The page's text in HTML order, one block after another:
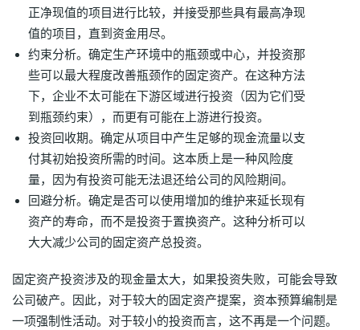
正净现值的项目进行比较，并接受那些具有最高净现
值的项目，直到资金用尽。
约束分析。确定生产环境中的瓶颈或中心，并投资那
些可以最大程度改善瓶颈作的固定资产。在这种方法
下，企业不太可能在下游区域进行投资（因为它们受
到瓶颈约束），而更有可能在上游进行投资。
投资回收期。确定从项目中产生足够的现金流量以支
付其初始投资所需的时间。这本质上是一种风险度
量，因为有投资可能无法退还给公司的风险期间。
回避分析。确定是否可以使用增加的维护来延长现有
资产的寿命，而不是投资于置换资产。这种分析可以
大大减少公司的固定资产总投资。
固定资产投资涉及的现金量太大，如果投资失败，可能会导致
公司破产。因此，对于较大的固定资产提案，资本预算编制是
一项强制性活动。对于较小的投资而言，这不再是一个问题。